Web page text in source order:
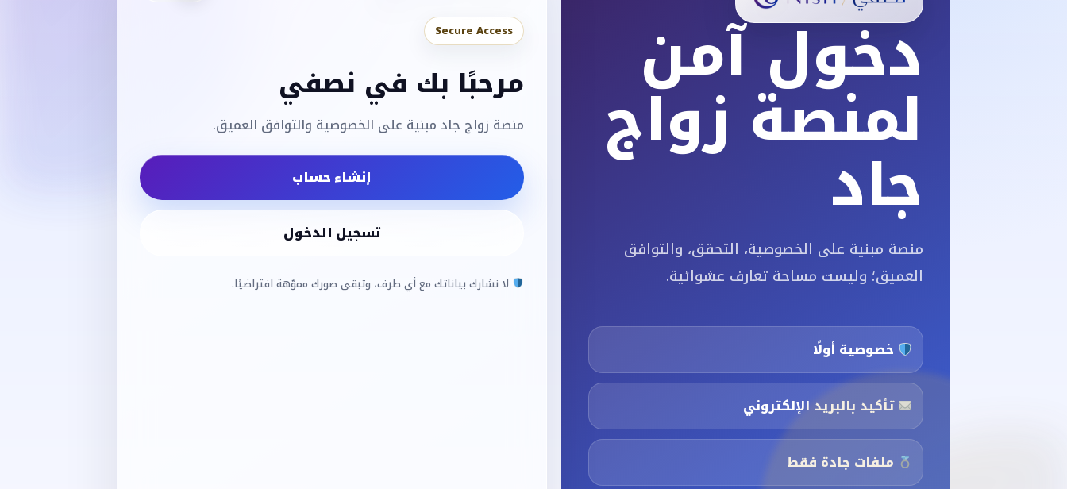
دخول آمن
لمنصة زواج
جاد
منصة مبنية على الخصوصية، التحقق، والتوافق
العميق؛ وليست مساحة تعارف عشوائية.
خصوصية أولًا
تأكيد بالبريد الإلكتروني
ملفات جادة فقط
Secure Access
مرحبًا بك في نصفي
منصة زواج جاد مبنية على الخصوصية والتوافق العميق.
إنشاء حساب
تسجيل الدخول
لا نشارك بياناتك مع أي طرف، وتبقى صورك مموّهة افتراضيًا.